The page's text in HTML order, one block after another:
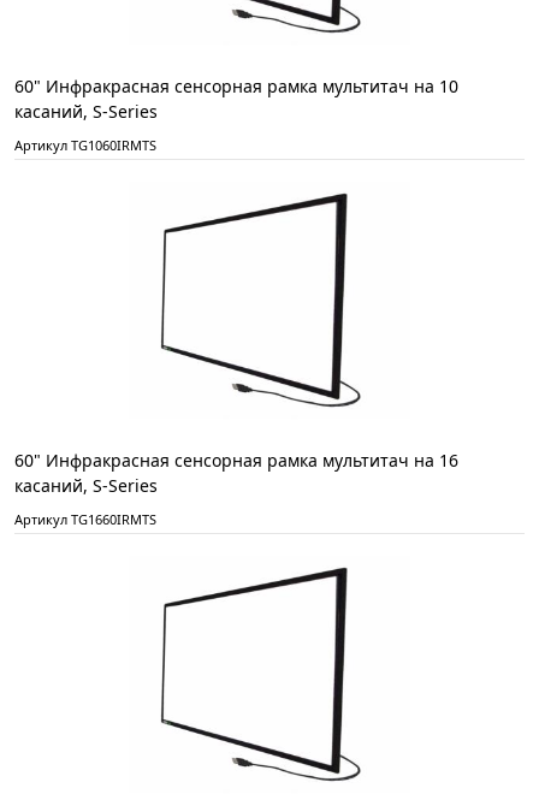
60" Инфракрасная сенсорная рамка мультитач на 10
касаний, S-Series
Артикул TG1060IRMTS
60" Инфракрасная сенсорная рамка мультитач на 16
касаний, S-Series
Артикул TG1660IRMTS